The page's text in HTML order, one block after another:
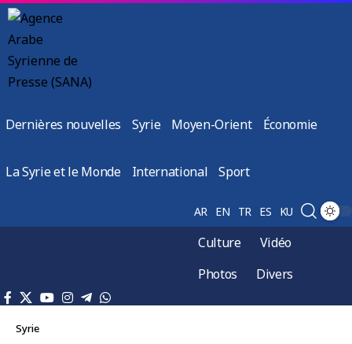
Dernières nouvelles Syrie Moyen-Orient Économie
La Syrie et le Monde International Sport
AR EN TR ES KU
Culture
Vidéo
Photos
Divers
Syrie